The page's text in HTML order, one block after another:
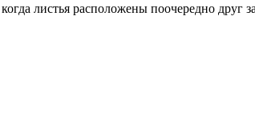
когда листья расположены поочередно друг